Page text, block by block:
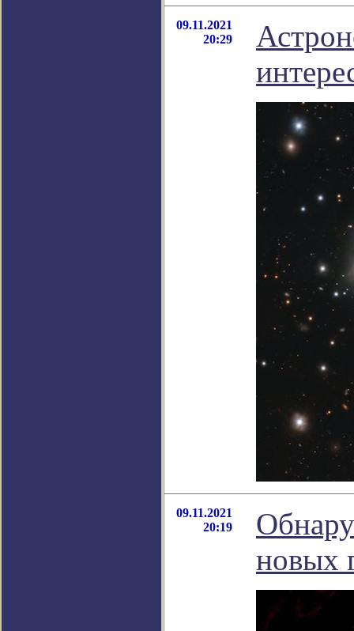
09.11.2021
20:29
09.11.2021
20:19
новых